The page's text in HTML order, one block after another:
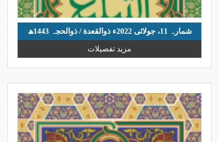
شمارہ 11، جولائی 2022ء ذوالقعدة / ذوالحجہ 1443ھ
مزید تفصیلات